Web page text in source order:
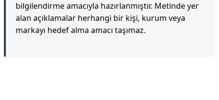
bilgilendirme amacıyla hazırlanmıştır. Metinde yer
alan açıklamalar herhangi bir kişi, kurum veya
markayı hedef alma amacı taşımaz.